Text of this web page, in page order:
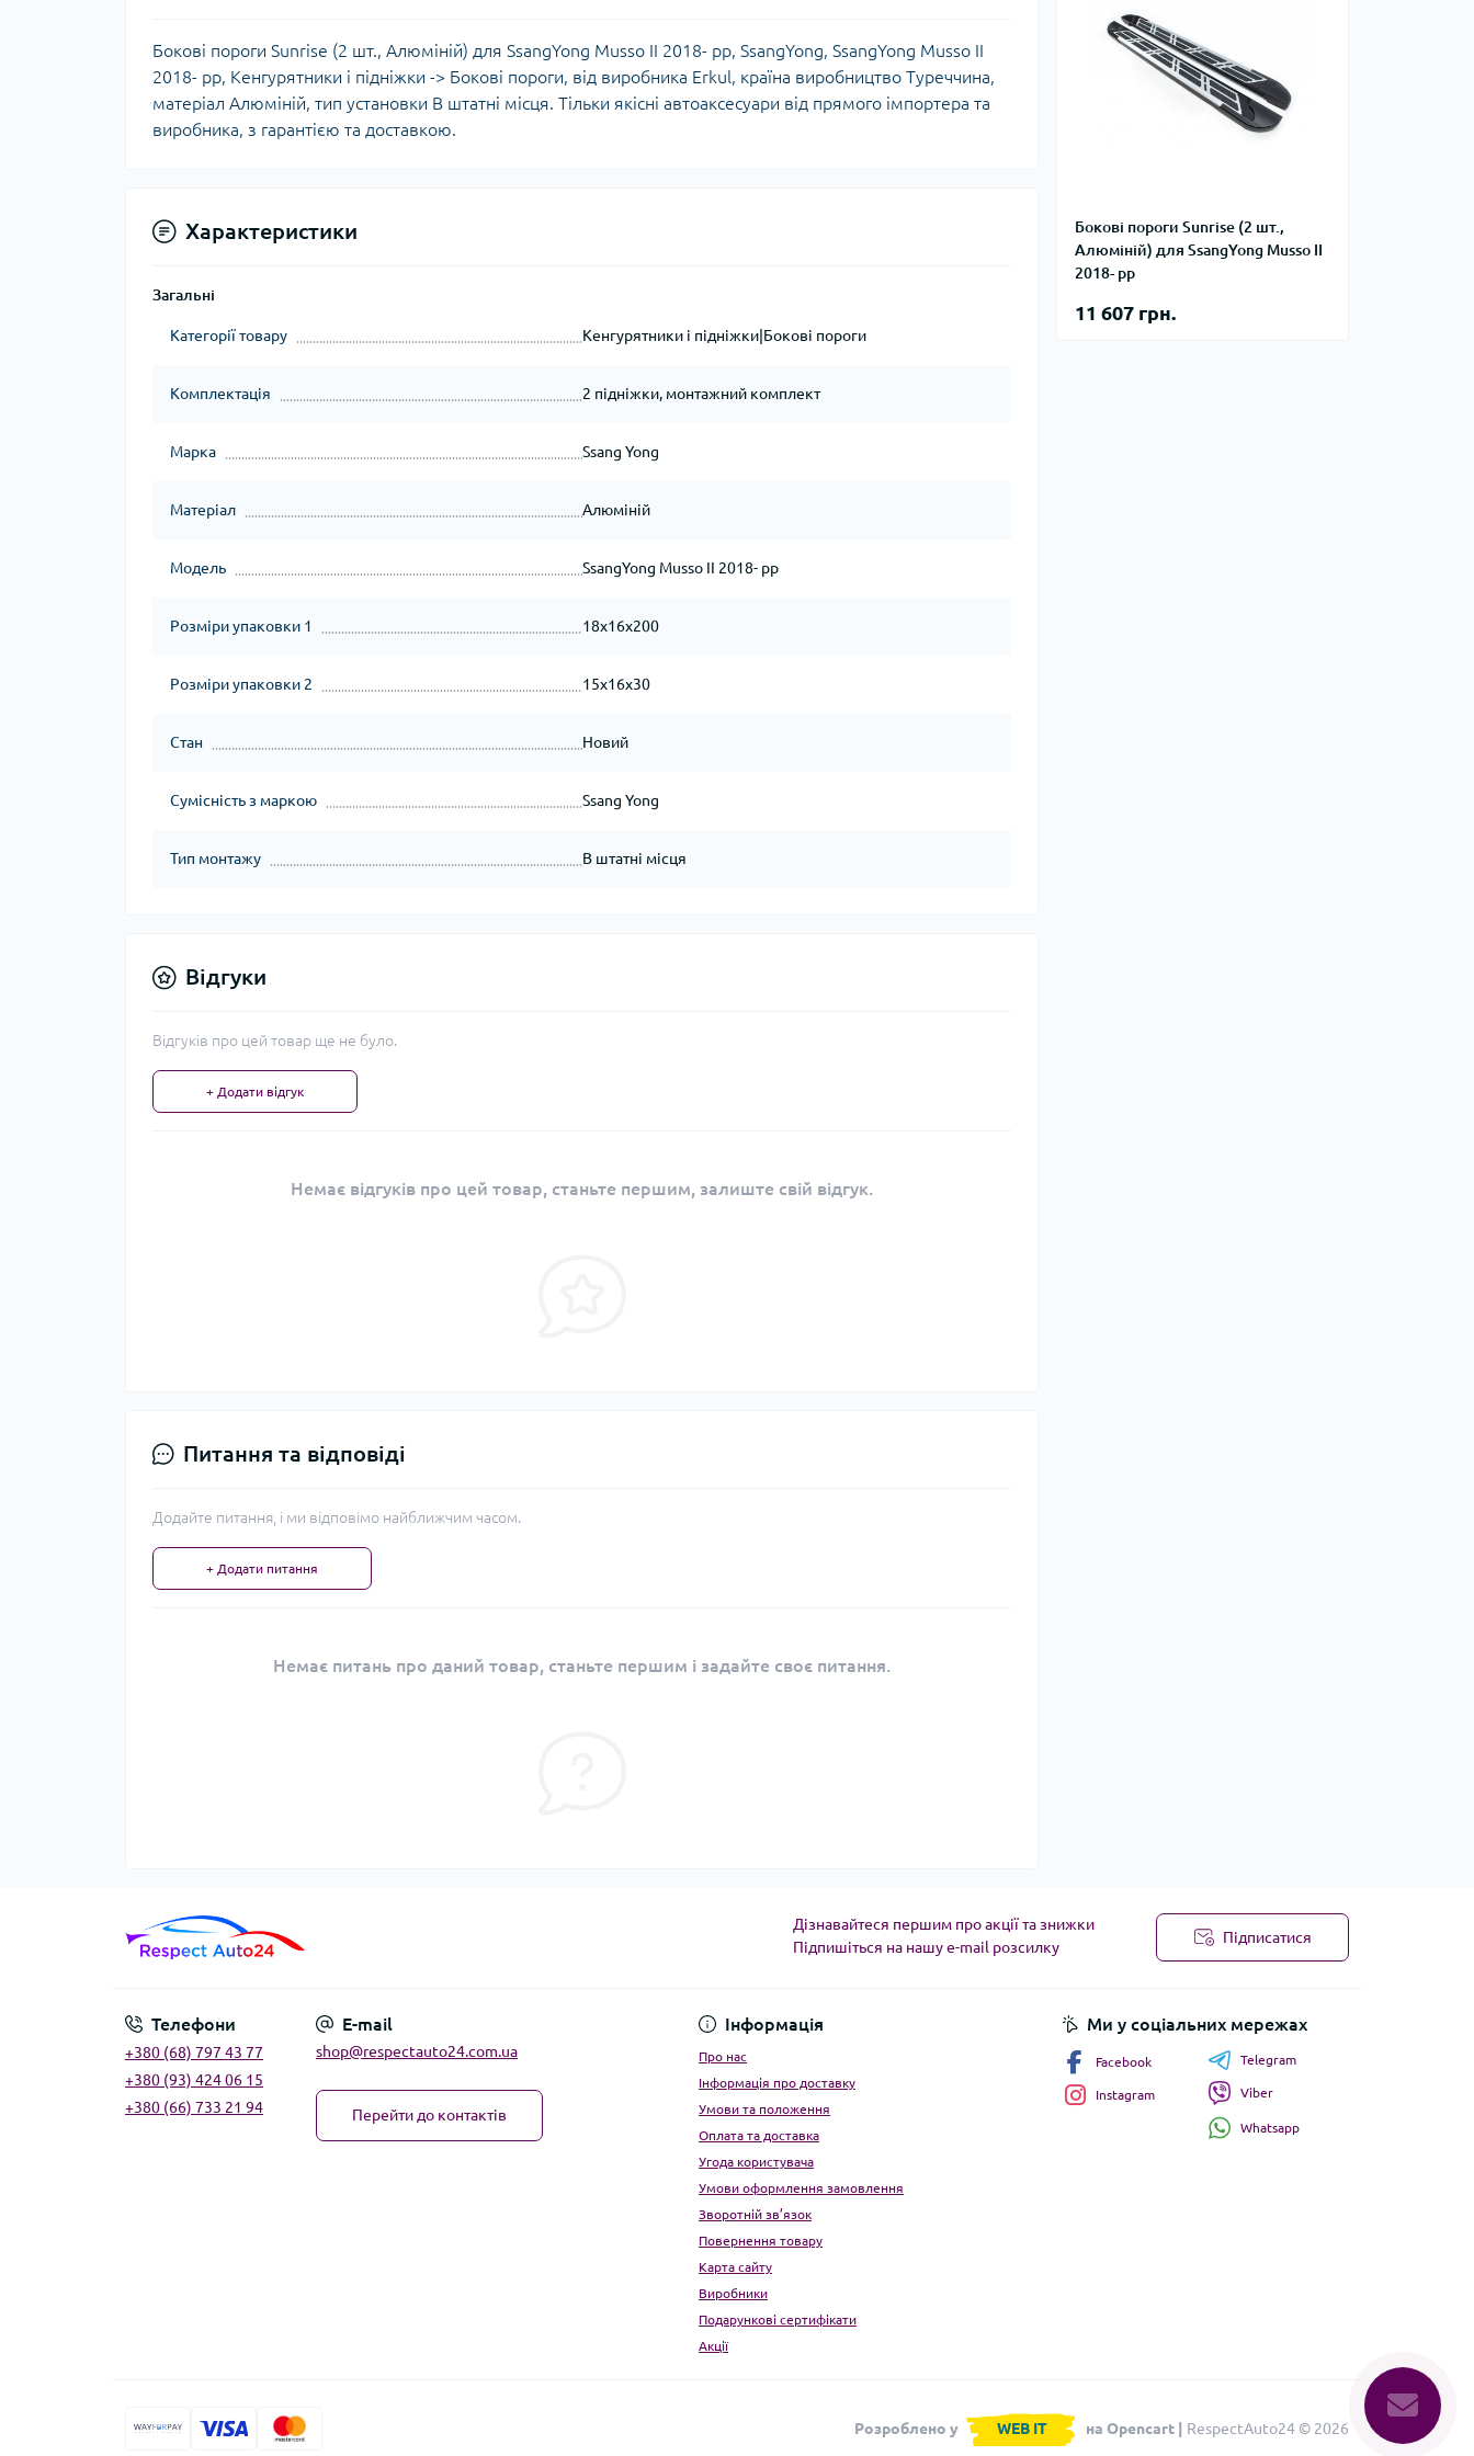
Бокові пороги Sunrise (2 шт.,
Алюміній) для SsangYong Musso ІІ
2018- рр
11 607 грн.
Бокові пороги Sunrise (2 шт., Алюміній) для SsangYong Musso ІІ 2018- рр, SsangYong, SsangYong Musso ІІ
2018- рр, Кенгурятники і підніжки -> Бокові пороги, від виробника Erkul, країна виробництво Туреччина,
матеріал Алюміній, тип установки В штатні місця. Тільки якісні автоаксесуари від прямого імпортера та
виробника, з гарантією та доставкою.
Характеристики
Загальні
Категорії товару Кенгурятники і підніжки|Бокові пороги
Комплектація 2 підніжки, монтажний комплект
Марка Ssang Yong
Матеріал Алюміній
Модель SsangYong Musso ІІ 2018- рр
Розміри упаковки 1 18x16x200
Розміри упаковки 2 15x16x30
Стан Новий
Сумісність з маркою Ssang Yong
Тип монтажу В штатні місця
Відгуки
Відгуків про цей товар ще не було.
+ Додати відгук
Немає відгуків про цей товар, станьте першим, залиште свій відгук.
Питання та відповіді
Додайте питання, і ми відповімо найближчим часом.
+ Додати питання
Немає питань про даний товар, станьте першим і задайте своє питання.
Дізнавайтеся першим про акції та знижки
Підпишіться на нашу e-mail розсилку
Підписатися
Телефони
+380 (68) 797 43 77
+380 (93) 424 06 15
+380 (66) 733 21 94
E-mail
shop@respectauto24.com.ua
Перейти до контактів
Інформація
Про нас
Інформація про доставку
Умови та положення
Оплата та доставка
Угода користувача
Умови оформлення замовлення
Зворотній зв’язок
Повернення товару
Карта сайту
Виробники
Подарункові сертифікати
Акції
Ми у соціальних мережах
Facebook
Instagram
Telegram
Viber
Whatsapp
Розроблено у WEB IT на Opencart | RespectAuto24 © 2026